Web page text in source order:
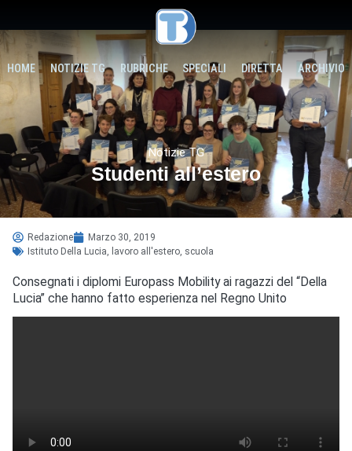
HOME NOTIZIE TG RUBRICHE SPECIALI DIRETTA ARCHIVIO
Notizie TG
Studenti all’estero
Redazione
Marzo 30, 2019
Istituto Della Lucia
lavoro all'estero scuola
Consegnati i diplomi Europass Mobility ai ragazzi del “Della
Lucia” che hanno fatto esperienza nel Regno Unito